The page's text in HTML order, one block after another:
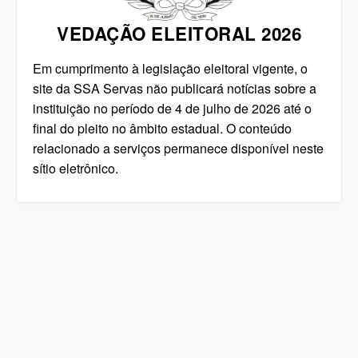
VEDAÇÃO ELEITORAL 2026
Em cumprimento à legislação eleitoral vigente, o
site da SSA Servas não publicará notícias sobre a
instituição no período de 4 de julho de 2026 até o
final do pleito no âmbito estadual. O conteúdo
relacionado a serviços permanece disponível neste
sítio eletrônico.